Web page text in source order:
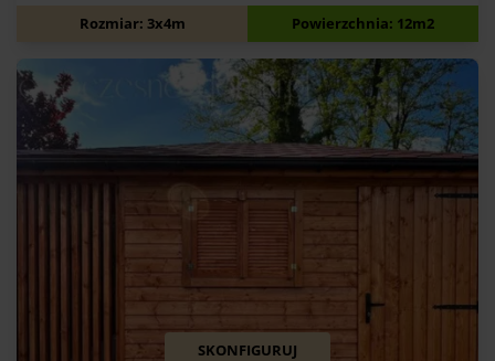
9 540zł
Rozmiar: 3x4m Powierzchnia: 12m2
SKONFIGURUJ